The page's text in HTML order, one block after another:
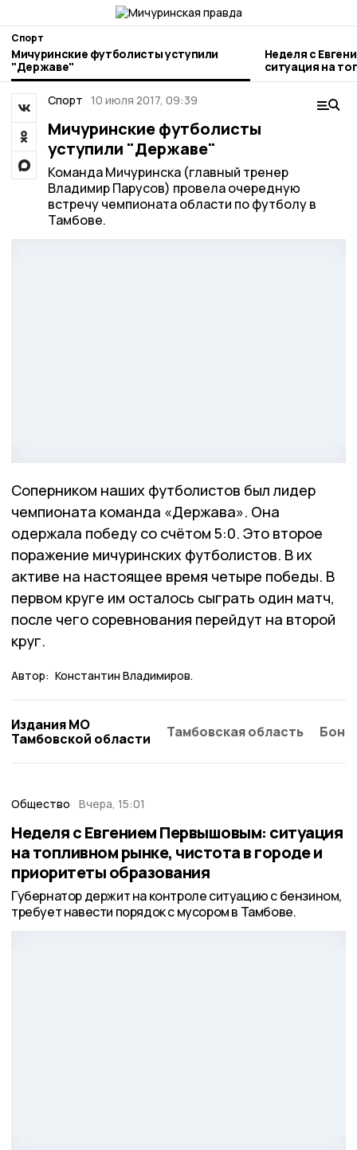
Спорт
Мичуринские футболисты уступили
"Державе"
Неделя с
ситуация на
городе и
Спорт 10 июля 2017, 09:39
Мичуринские футболисты
уступили "Державе"
Команда Мичуринска (главный тренер
Владимир Парусов) провела очередную
встречу чемпионата области по футболу в
Тамбове.
Соперником наших футболистов был лидер
чемпионата команда «Держава». Она
одержала победу со счётом 5:0. Это второе
поражение мичуринских футболистов. В их
активе на настоящее время четыре победы. В
первом круге им осталось сыграть один матч,
после чего соревнования перейдут на второй
круг.
Автор: Константин Владимиров.
Издания МО
Тамбовской области
Тамбовская область
Общество Вчера, 15:01
Неделя с Евгением Первышовым: ситуация
на топливном рынке, чистота в городе и
приоритеты образования
Губернатор держит на контроле ситуацию с бензином,
требует навести порядок с мусором в Тамбове.